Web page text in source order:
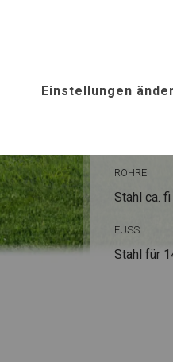
ROHRE
Stahl ca. fi
FUSS
Stahl für
Einstellungen